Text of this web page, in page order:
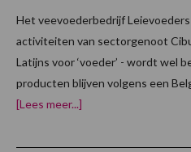
Het veevoederbedrijf
activiteiten van sectorgenoot
Latijns voor ‘voeder’ - wordt wel
producten blijven volgens een
[Lees meer...]